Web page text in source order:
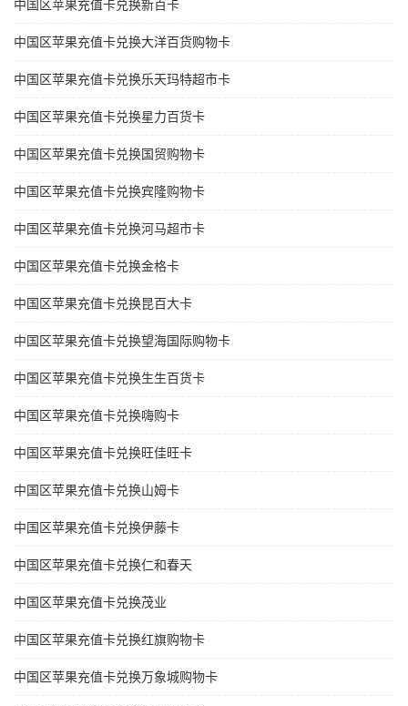
中国区苹果充值卡兑换新百卡
中国区苹果充值卡兑换大洋百货购物卡
中国区苹果充值卡兑换乐天玛特超市卡
中国区苹果充值卡兑换星力百货卡
中国区苹果充值卡兑换国贸购物卡
中国区苹果充值卡兑换宾隆购物卡
中国区苹果充值卡兑换河马超市卡
中国区苹果充值卡兑换金格卡
中国区苹果充值卡兑换昆百大卡
中国区苹果充值卡兑换望海国际购物卡
中国区苹果充值卡兑换生生百货卡
中国区苹果充值卡兑换嗨购卡
中国区苹果充值卡兑换旺佳旺卡
中国区苹果充值卡兑换山姆卡
中国区苹果充值卡兑换伊藤卡
中国区苹果充值卡兑换仁和春天
中国区苹果充值卡兑换茂业
中国区苹果充值卡兑换红旗购物卡
中国区苹果充值卡兑换万象城购物卡